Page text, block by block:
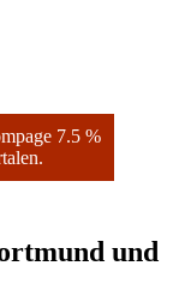
7.5 %
und